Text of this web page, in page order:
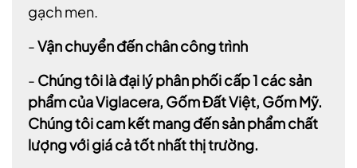
gạch men.
-Vận chuyển đến chân công trình
- Chúng tôi là đại lý phân phối cấp 1 các sản
phẩm của Viglacera, Gốm Đất Việt, Gốm Mỹ.
Chúng tôi cam kết mang đến sản phẩm chất
lượng với giá cả tốt nhất thị trường.